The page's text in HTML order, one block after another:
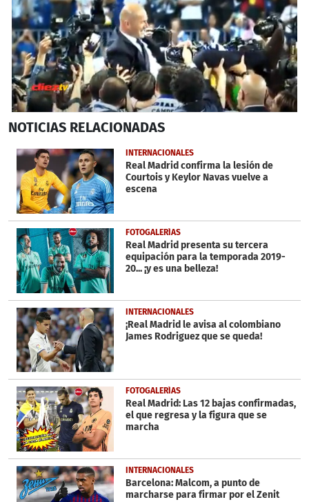
seconds
1
minute,
8
seconds
NOTICIAS RELACIONADAS
INTERNACIONALES
Real Madrid confirma la lesión de
Courtois y Keylor Navas vuelve a
escena
FOTOGALERÍAS
Real Madrid presenta su tercera
equipación para la temporada 2019-
20... ¡y es una belleza!
INTERNACIONALES
¡Real Madrid le avisa al colombiano
James Rodriguez que se queda!
FOTOGALERÍAS
Real Madrid: Las 12 bajas confirmadas,
el que regresa y la figura que se
marcha
INTERNACIONALES
Barcelona: Malcom, a punto de
marcharse para firmar por el Zenit